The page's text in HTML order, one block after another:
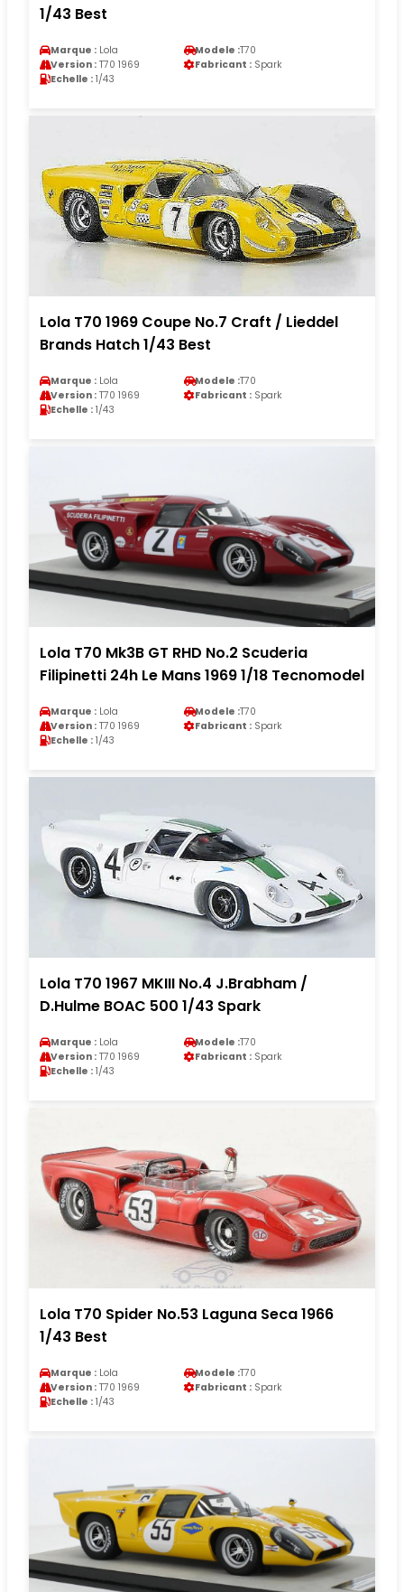
1/43 Best
Marque : Lola Modele :T70
Version : T70 1969 Fabricant : Spark
Echelle : 1/43
Lola T70 1969 Coupe No.7 Craft / Lieddel
Brands Hatch 1/43 Best
Marque : Lola Modele :T70
Version : T70 1969 Fabricant : Spark
Echelle : 1/43
Lola T70 Mk3B GT RHD No.2 Scuderia
Filipinetti 24h Le Mans 1969 1/18 Tecnomodel
Marque : Lola Modele :T70
Version : T70 1969 Fabricant : Spark
Echelle : 1/43
Lola T70 1967 MKIII No.4 J.Brabham /
D.Hulme BOAC 500 1/43 Spark
Marque : Lola Modele :T70
Version : T70 1969 Fabricant : Spark
Echelle : 1/43
Lola T70 Spider No.53 Laguna Seca 1966
1/43 Best
Marque : Lola Modele :T70
Version : T70 1969 Fabricant : Spark
Echelle : 1/43